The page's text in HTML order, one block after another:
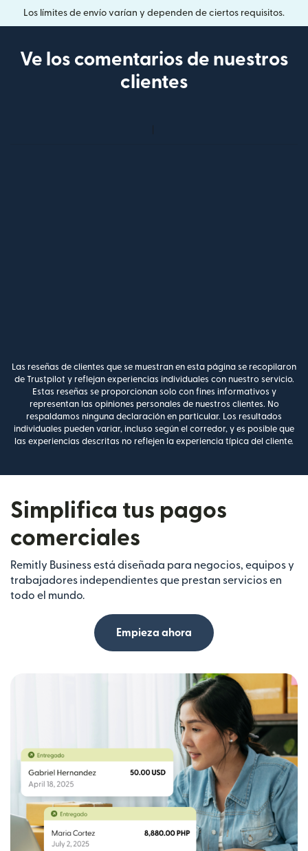
Los límites de envío varían y dependen de ciertos requisitos.
Ve los comentarios de nuestros
clientes
Las reseñas de clientes que se muestran en esta página se recopilaron
de Trustpilot y reflejan experiencias individuales con nuestro servicio.
Estas reseñas se proporcionan solo con fines informativos y
representan las opiniones personales de nuestros clientes. No
respaldamos ninguna declaración en particular. Los resultados
individuales pueden variar, incluso según el corredor, y es posible que
las experiencias descritas no reflejen la experiencia típica del cliente.
Simplifica tus pagos
comerciales
Remitly Business está diseñada para negocios, equipos y
trabajadores independientes que prestan servicios en
todo el mundo.
Empieza ahora